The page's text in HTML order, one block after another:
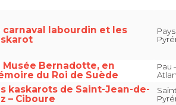
carnaval labourdin et les
Musée Bernadotte, en
du Roi de Suède
Pau
kaskarots de Saint-Jean-de-
– Ciboure